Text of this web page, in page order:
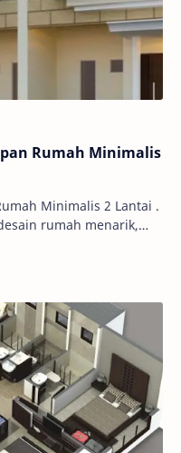
Rumah Minimalis
Minimalis 2 Lantai .
rumah menarik,